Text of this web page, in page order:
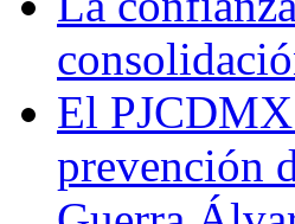
El PJCDMX
prevención